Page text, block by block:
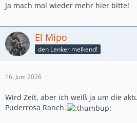
Ja mach mal wieder mehr hier bitte!
El Mipo
den Lenker melkend!
16. Juni 2026
Wird Zeit, aber ich weiß ja um die
Puderrosa Ranch.